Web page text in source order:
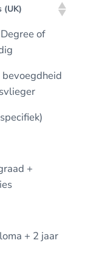
(UK)
of
+
+ 2 jaar